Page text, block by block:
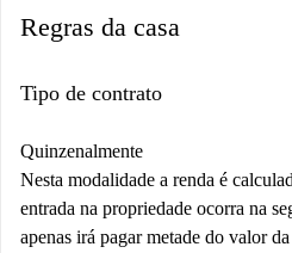
Regras da casa
Tipo de contrato
Quinzenalmente
Nesta modalidade a renda é
entrada na propriedade ocorra na
apenas irá pagar metade do valor